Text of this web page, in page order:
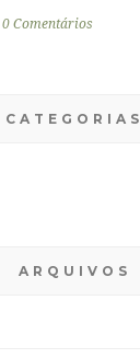
0 Comentários
CATEGORIAS
ARQUIVOS